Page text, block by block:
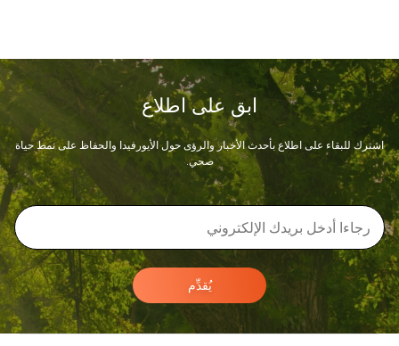
ابق على اطلاع
اشترك للبقاء على اطلاع بأحدث الأخبار والرؤى حول الأيورفيدا والحفاظ على نمط حياة
صحي.
يُقدِّم